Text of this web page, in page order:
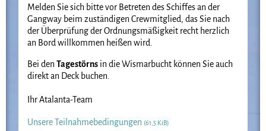
Melden Sie sich bitte vor Betreten des Schiffes an der
Gangway beim zuständigen Crewmitglied, das Sie nach
der Überprüfung der Ordnungsmäßigkeit recht herzlich
an Bord willkommen heißen wird.
Bei denTagestörns in die Wismarbucht können Sie auch
direkt an Deck buchen.
Ihr Atalanta-Team
Unsere Teilnahmebedingungen (61,5 KiB)